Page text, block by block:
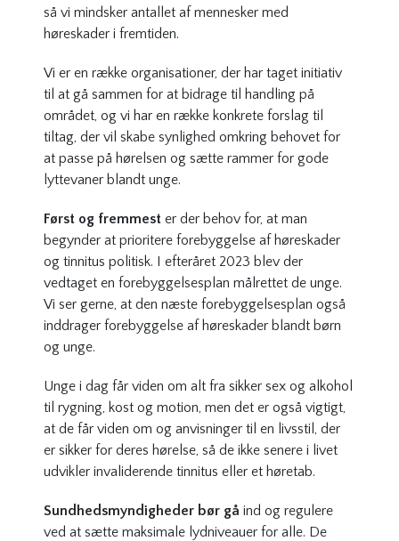
så vi mindsker antallet af mennesker med
høreskader i fremtiden.
Vi er en række organisationer, der har taget initiativ
til at gå sammen for at bidrage til handling på
området, og vi har en række konkrete forslag til
tiltag, der vil skabe synlighed omkring behovet for
at passe på hørelsen og sætte rammer for gode
lyttevaner blandt unge.
Først og fremmest er der behov for, at man
begynder at prioritere forebyggelse af høreskader
og tinnitus politisk. I efteråret 2023 blev der
vedtaget en forebyggelsesplan målrettet de unge.
Vi ser gerne, at den næste forebyggelsesplan også
inddrager forebyggelse af høreskader blandt børn
og unge.
Unge i dag får viden om alt fra sikker sex og alkohol
til rygning, kost og motion, men det er også vigtigt,
at de får viden om og anvisninger til en livsstil, der
er sikker for deres hørelse, så de ikke senere i livet
udvikler invaliderende tinnitus eller et høretab.
Sundhedsmyndigheder bør gå ind og regulere
ved at sætte maksimale lydniveauer for alle. De